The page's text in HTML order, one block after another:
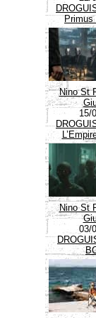
Primus
Nino St
15/
Nino St
03/